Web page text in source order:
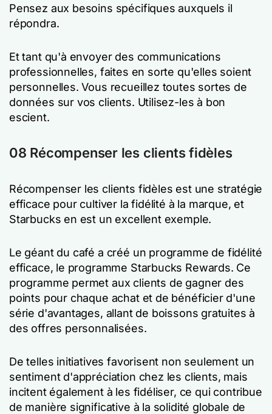
Pensez aux besoins spécifiques auxquels il
répondra.
Et tant qu'à envoyer des communications
professionnelles, faites en sorte qu'elles soient
personnelles. Vous recueillez toutes sortes de
données sur vos clients. Utilisez-les à bon
escient.
08 Récompenser les clients fidèles
Récompenser les clients fidèles est une stratégie
efficace pour cultiver la fidélité à la marque, et
Starbucks en est un excellent exemple.
Le géant du café a créé un programme de fidélité
efficace, le programme Starbucks Rewards. Ce
programme permet aux clients de gagner des
points pour chaque achat et de bénéficier d'une
série d'avantages, allant de boissons gratuites à
des offres personnalisées.
De telles initiatives favorisent non seulement un
sentiment d'appréciation chez les clients, mais
incitent également à les fidéliser, ce qui contribue
de manière significative à la solidité globale de